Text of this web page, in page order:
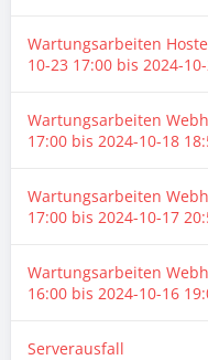
Wartungsarbeiten
10-23 17:00 bis 2024-
Wartungsarbeiten
17:00 bis 2024-10-18
Wartungsarbeiten
17:00 bis 2024-10-17
Wartungsarbeiten
16:00 bis 2024-10-16
Serverausfall